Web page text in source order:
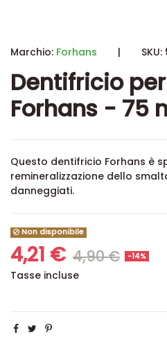
Marchio: Forhans | SKU:
Dentifricio
Forhans - 75
Questo dentifricio Forhans è
remineralizzazione dello
danneggiati.
Non disponibile
4,21 €4,90 €